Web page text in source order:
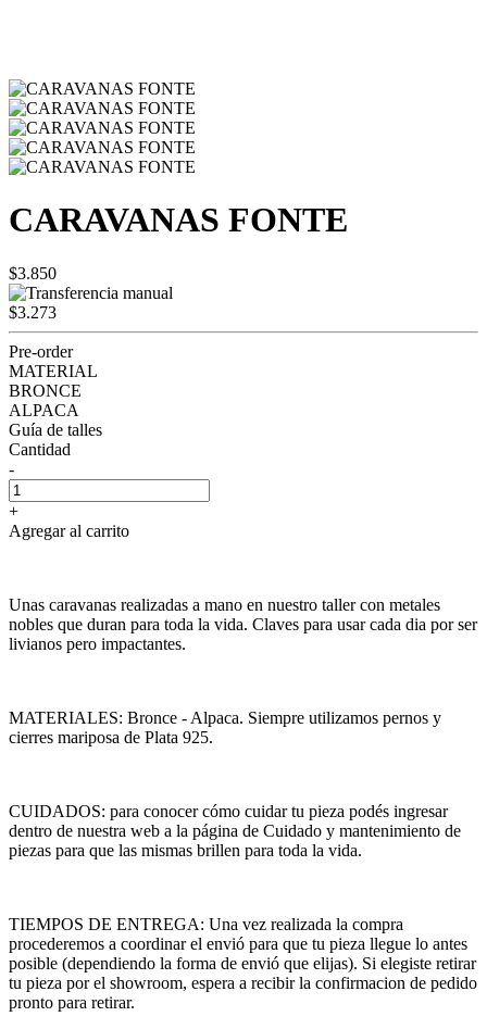
CARAVANAS FONTE
$3.850
$3.273
Pre-order
MATERIAL
BRONCE
ALPACA
Guía de talles
Cantidad
-
+
Agregar al carrito
Unas caravanas realizadas a mano en nuestro taller con metales
nobles que duran para toda la vida. Claves para usar cada dia por ser
livianos pero impactantes.
MATERIALES: Bronce - Alpaca. Siempre utilizamos pernos y
cierres mariposa de Plata 925.
CUIDADOS: para conocer cómo cuidar tu pieza podés ingresar
dentro de nuestra web a la página de Cuidado y mantenimiento de
piezas para que las mismas brillen para toda la vida.
TIEMPOS DE ENTREGA: Una vez realizada la compra
procederemos a coordinar el envió para que tu pieza llegue lo antes
posible (dependiendo la forma de envió que elijas). Si elegiste retirar
tu pieza por el showroom, espera a recibir la confirmacion de pedido
pronto para retirar.